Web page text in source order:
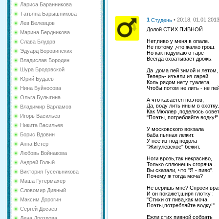
Лариса Баранникова
Татьяна Барышникова
Лев Белевцов
Марина Бердникова
Слава Блудов
Эдуард Боровинских
Владислав Бородин
Шура Бродовской
Юрий Будаев
Нина Буйносова
Ольга Булыгина
Владимир Варламов
Игорь Васильев
Никита Васильев
Борис Вдовин
Анна Ветер
Любовь Войнакова
Андрей Голый
Виктория Гусельникова
Маша Гутермахер
Словомир Дивный
Максим Дорогин
Сергей Досаев
1 Студень • 20:18, 01.01.2013
Долой СТИХ ПИВНОЙ
Нет,пиво у меня в опале.
Не потому ,что жалко грош.
Но как подумаю о таре-
Всегда охватывает дрожь.
Да ,дома пей зимой и летом,
Теперь- изъяли из ларей.
Коль рядом нету туалета,
Чтобы потом не лить - не
А что касается поэтов,
Да, воду лить иным в охотку.
Как Мюллер ,поделюсь
"Поэты, потребляйте водку!"
У московского вокзала
баба пьяная лежит.
У нее из-под подола
"Жигулевское" бежит.
Ноги врозь,так некрасиво,
Только сплюнешь сгоряча...
Вы сказали, что "Я - пиво".
Почему ж тогда моча?
Не веришь мне? Спроси
И он покажет,ширя глотку :
"Стихи от пива,как моча.
Поэты,потребляйте водку!"
Ежли стих пивной собрать